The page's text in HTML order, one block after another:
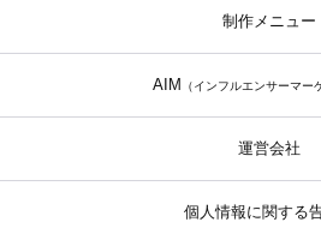
制作メニュー
AIM （インフルエンサーマー
運営会社
個人情報に関する